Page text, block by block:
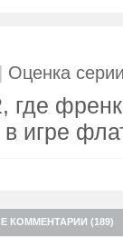
| Оценка
где
игре
КОММЕНТАРИИ (189)